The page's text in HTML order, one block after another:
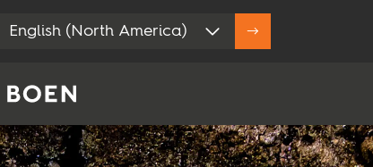
English (North America)
Professional